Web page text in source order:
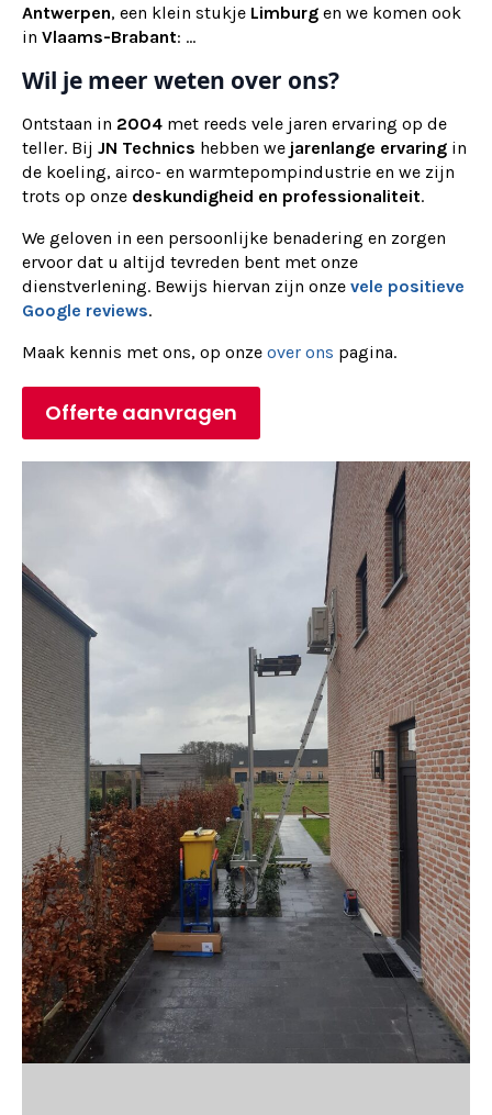
Antwerpen, een klein stukje Limburg en we komen ook
in Vlaams-Brabant: ...
Wil je meer weten over ons?
Ontstaan in 2004 met reeds vele jaren ervaring op de
teller. Bij JN Technics hebben we jarenlange ervaring in
de koeling, airco- en warmtepompindustrie en we zijn
trots op onze deskundigheid en professionaliteit.
We geloven in een persoonlijke benadering en zorgen
ervoor dat u altijd tevreden bent met onze
dienstverlening. Bewijs hiervan zijn onze vele positieve
Google reviews.
Maak kennis met ons, op onze over ons pagina.
Offerte aanvragen